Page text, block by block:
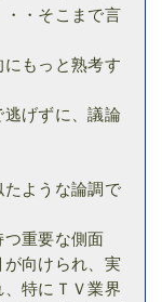
・そこまで言
もっと熟考す
逃げずに、議論
ような論調で
重要な側面
が向けられ、実
特にＴＶ業界